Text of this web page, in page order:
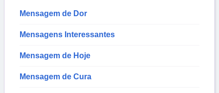
Mensagem de Dor
Mensagens Interessantes
Mensagem de Hoje
Mensagem de Cura